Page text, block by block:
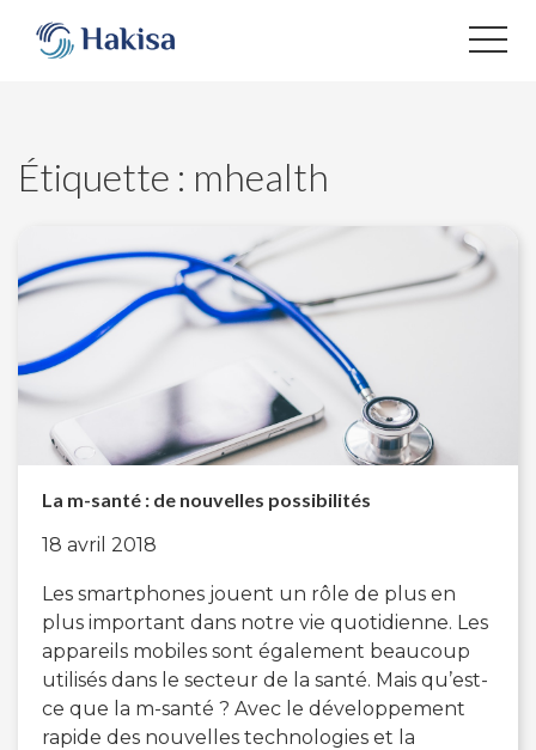
contenu
Étiquette : mhealth
La m-santé : de nouvelles possibilités
18 avril 2018
Les smartphones jouent un rôle de plus en
plus important dans notre vie quotidienne. Les
appareils mobiles sont également beaucoup
utilisés dans le secteur de la santé. Mais qu’est-
ce que la m-santé ? Avec le développement
rapide des nouvelles technologies et la